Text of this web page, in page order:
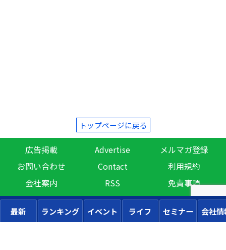
トップページに戻る
広告掲載 Advertise
メルマガ登録
お問い合わせ
Contact
利用規約
会社案内
RSS 免責事項
最新 ランキング イベント ライフ セミナー 会社